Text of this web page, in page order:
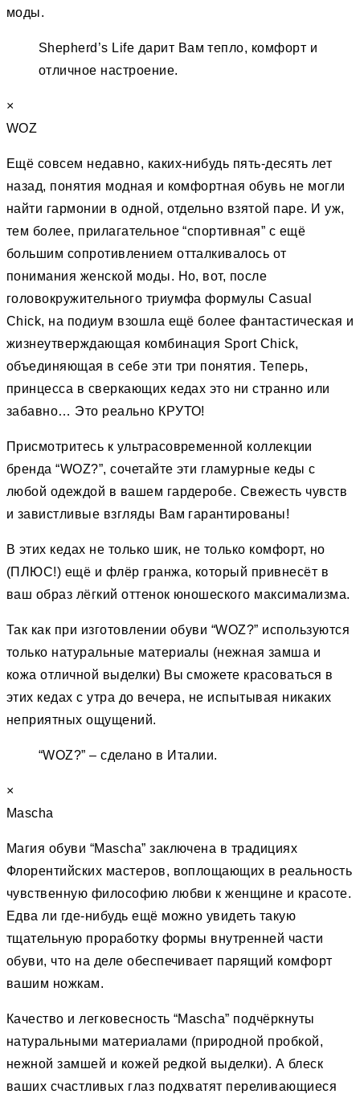
моды.
Shepherd’s Life дарит Вам тепло, комфорт и
отличное настроение.
×
WOZ
Ещё совсем недавно, каких-нибудь пять-десять лет
назад, понятия модная и комфортная обувь не могли
найти гармонии в одной, отдельно взятой паре. И уж,
тем более, прилагательное “спортивная” c ещё
большим сопротивлением отталкивалось от
понимания женской моды. Но, вот, после
головокружительного триумфа формулы Casual
Chick, на подиум взошла ещё более фантастическая и
жизнеутверждающая комбинация Sport Chick,
объединяющая в себе эти три понятия. Теперь,
принцесса в сверкающих кедах это ни странно или
забавно… Это реально КРУТО!
Присмотритесь к ультрасовременной коллекции
бренда “WOZ?”, сочетайте эти гламурные кеды с
любой одеждой в вашем гардеробе. Свежесть чувств
и завистливые взгляды Вам гарантированы!
В этих кедах не только шик, не только комфорт, но
(ПЛЮС!) ещё и флёр гранжа, который привнесёт в
ваш образ лёгкий оттенок юношеского максимализма.
Так как при изготовлении обуви “WOZ?” используются
только натуральные материалы (нежная замша и
кожа отличной выделки) Вы сможете красоваться в
этих кедах с утра до вечера, не испытывая никаких
неприятных ощущений.
“WOZ?” – сделано в Италии.
×
Mascha
Магия обуви “Mascha” заключена в традициях
Флорентийских мастеров, воплощающих в реальность
чувственную философию любви к женщине и красоте.
Едва ли где-нибудь ещё можно увидеть такую
тщательную проработку формы внутренней части
обуви, что на деле обеспечивает парящий комфорт
вашим ножкам.
Качество и легковесность “Mascha” подчёркнуты
натуральными материалами (природной пробкой,
нежной замшей и кожей редкой выделки). А блеск
ваших счастливых глаз подхватят переливающиеся